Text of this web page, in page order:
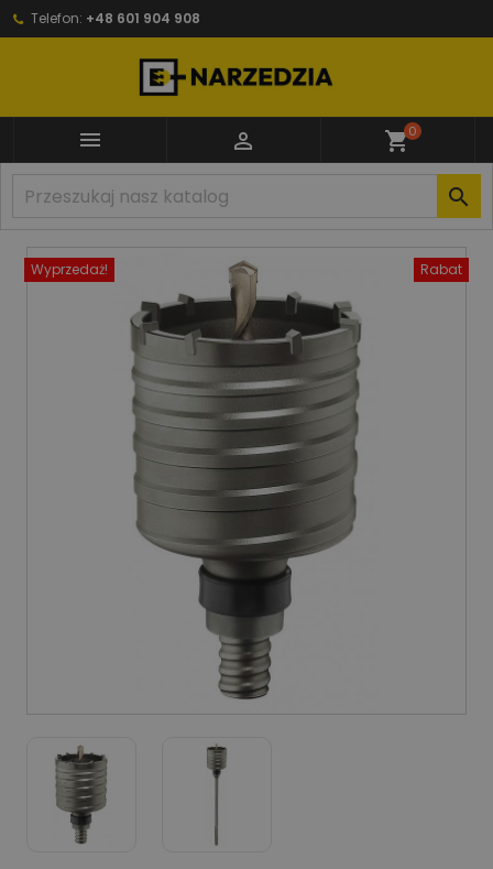
Telefon: +48 601 904 908
  shopping_cart0

Wyprzedaż! Rabat